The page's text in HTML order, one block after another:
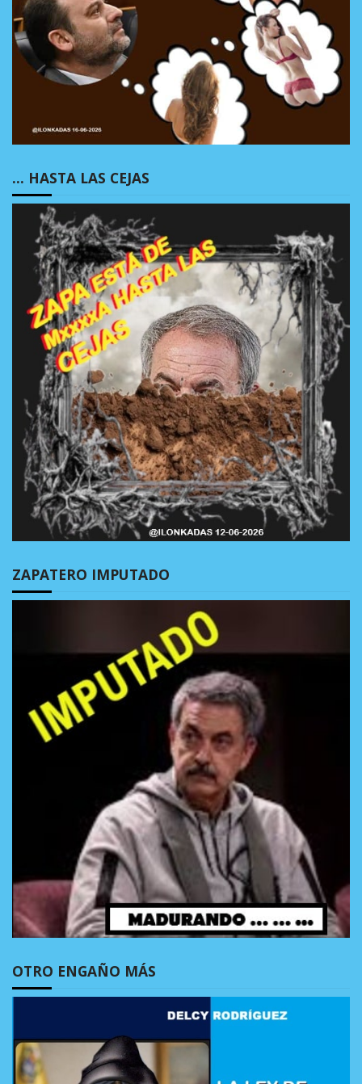
… HASTA LAS CEJAS
ZAPATERO IMPUTADO
OTRO ENGAÑO MÁS